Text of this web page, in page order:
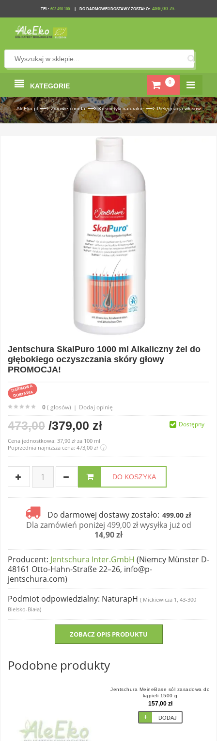
TEL: 602 490 100 DO DARMOWEJ DOSTAWY ZOSTAŁO: 499,00 ZŁ
0
KATEGORIE
AleEko.pl —› Zdrowie i uroda —› Kosmetyki naturalne —› Pielęgnacja włosów
Jentschura SkalPuro 1000 ml Alkaliczny żel do
głębokiego oczyszczania skóry głowy
PROMOCJA!
DARMOWA
DOSTAWA
0( głosów) | Dodaj opinię
473,00 /379,00 zł
Cena jednostkowa: 37,90 zł za 100 ml
Poprzednia najniższa cena: 473,00 zł
?
DO KOSZYKA
Do darmowej dostawy zostało: 499,00 zł
Dla zamówień poniżej 499,00 zł wysyłka już od
14,90 zł
Dostępny
Producent: Jentschura Inter.GmbH (Niemcy Münster D-
48161 Otto-Hahn-Straße 22–26, info@p-
jentschura.com)
Podmiot odpowiedzialny: NaturapH ( Mickiewicza 1, 43-300
Bielsko-Biała)
ZOBACZ OPIS PRODUKTU
Podobne produkty
Jentschura MeineBase sól zasadowa do
kąpieli 1500 g
157,00 zł
DODAJ